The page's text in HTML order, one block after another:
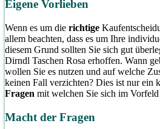
Eigene Vorlieben
Wenn es um die richtige
allem beachten, dass es um Ihre
diesem Grund sollten Sie sich gut
Dirndl Taschen Rosa erhoffen. Wann
wollen Sie es nutzen und auf welche
keinen Fall verzichten? Dies ist nur ein
Fragen mit welchen Sie sich im Vorfeld
Macht der Fragen